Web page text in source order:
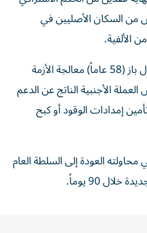
من السكان الأصليين في
الألفية.
ومنذ وصوله إلى السلطة، حاول باز (58 عاماً) معالجة الأزمة
الأجنبية الناتج عن الدعم
إمدادات الوقود أو كبح
العودة إلى السلطة العام
90 يوماً.